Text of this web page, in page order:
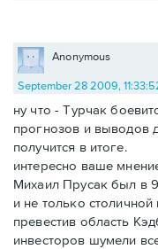
Anonymous
September 28 2009,
ну что - Турчак
прогнозов и выводов
получится в итоге.
интересно ваше
Михаил Прусак был в
и не только
превестив область
инвесторов шумели